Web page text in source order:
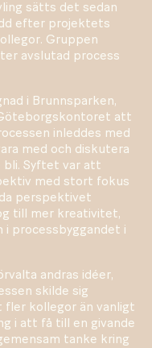
sätts det sedan
efter projektets
Gruppen
avslutad process
i Brunnsparken,
att
inleddes med
med och diskutera
bli. Syftet var att
med stort fokus
perspektivet
till mer kreativitet,
i processbyggandet i
andras idéer,
skilde sig
fler kollegor än vanligt
i att få till en givande
tanke kring